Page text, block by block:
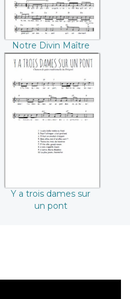
Notre Divin Maître
Y a trois dames sur
un pont
Y a trois dames sur
un pont